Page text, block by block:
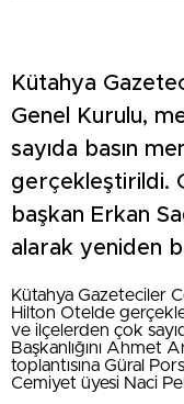
Kütahya
Genel Kurulu,
sayıda basın
gerçekleştirildi.
başkan Erkan
alarak yeniden
Kütahya Gazeteciler
Hilton Otelde
ve ilçelerden çok
Başkanlığını Ahmet
toplantısına Güral
Cemiyet üyesi Naci